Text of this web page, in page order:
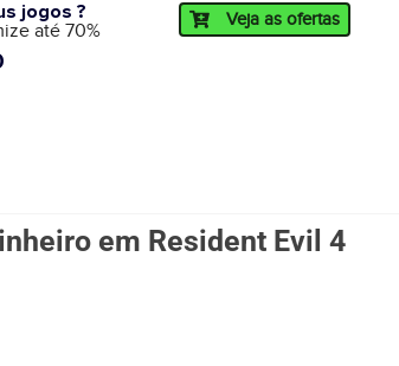
jogos ?
até 70%
Veja as ofertas
em Resident Evil 4